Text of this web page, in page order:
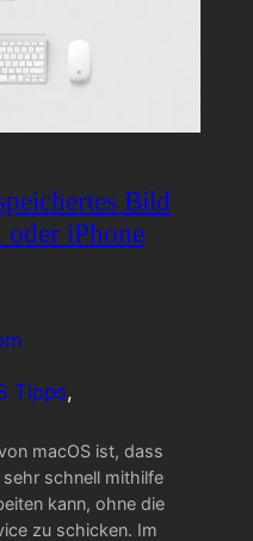
Bild
oder iPhone
Tipps
macOS ist, dass
sehr schnell mithilfe
kann, ohne die
zu schicken. Im